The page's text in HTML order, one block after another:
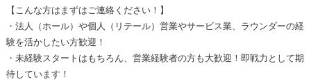
【こんな方はまずはご連絡ください！】
・法人（ホール）や個人（リテール）営業やサービス業、ラウンダーの経
験を活かしたい方歓迎！
・未経験スタートはもちろん、営業経験者の方も大歓迎！即戦力として期
待しています！